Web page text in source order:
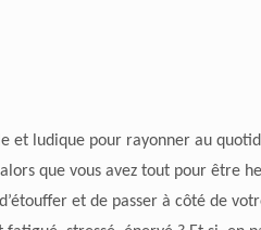
et ludique pour rayonner au
que vous avez tout pour être
et de passer à côté de